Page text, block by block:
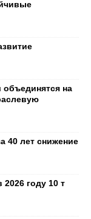
на
40 лет снижение
году 10 т